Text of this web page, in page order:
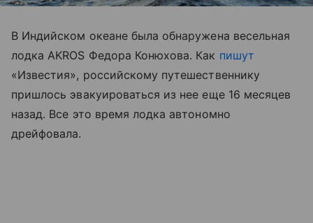
В Индийском океане была обнаружена весельная
лодка AKROS Федора Конюхова. Как пишут
«Известия», российскому путешественнику
пришлось эвакуироваться из нее еще 16 месяцев
назад. Все это время лодка автономно
дрейфовала.